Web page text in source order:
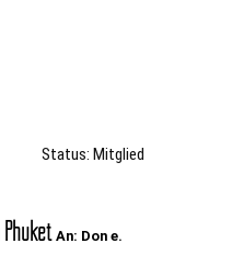
Status: Mitglied
An: Don e.